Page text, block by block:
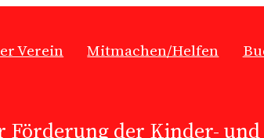
Verein Mitmachen/Helfen
Förderung der Kinder-